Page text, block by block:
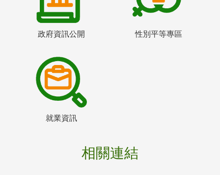
政府資訊公開 性別平等專區
就業資訊
相關連結